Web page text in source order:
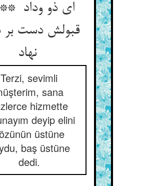
ای ذو وداد **
قبولش دست بر
نهاد
Terzi, sevimli
sana
hizmette
deyip elini
üstüne
baş üstüne
dedi.